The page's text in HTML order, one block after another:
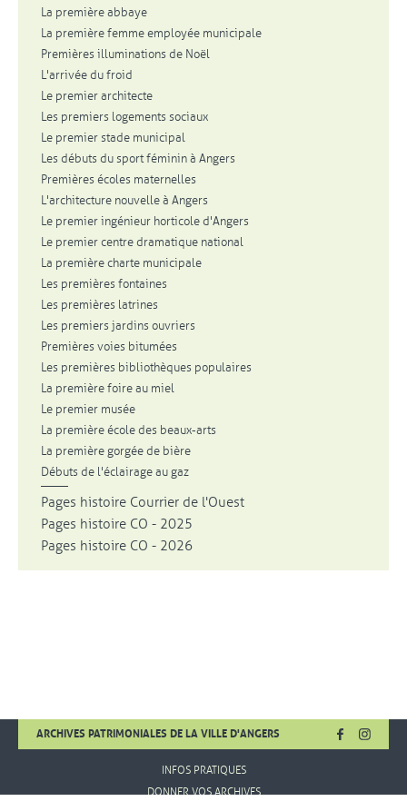
La première abbaye
La première femme employée municipale
Premières illuminations de Noël
L'arrivée du froid
Le premier architecte
Les premiers logements sociaux
Le premier stade municipal
Les débuts du sport féminin à Angers
Premières écoles maternelles
L'architecture nouvelle à Angers
Le premier ingénieur horticole d'Angers
Le premier centre dramatique national
La première charte municipale
Les premières fontaines
Les premières latrines
Les premiers jardins ouvriers
Premières voies bitumées
Les premières bibliothèques populaires
La première foire au miel
Le premier musée
La première école des beaux-arts
La première gorgée de bière
Débuts de l'éclairage au gaz
Pages histoire Courrier de l'Ouest
Pages histoire CO - 2025
Pages histoire CO - 2026
ARCHIVES PATRIMONIALES DE LA VILLE D'ANGERS FACEBOOK
, OUVRE
,
INFOS PRATIQUES
DONNER VOS ARCHIVES